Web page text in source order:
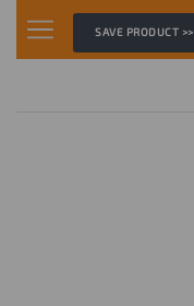
SAVE PRODUCT >>